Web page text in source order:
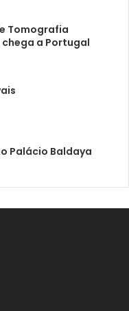
Tomografia
a Portugal
Palácio Baldaya